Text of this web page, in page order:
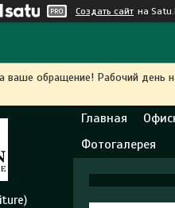
Создать сайт на
ваше обращение! Рабочий день
Главная
Фотогалерея